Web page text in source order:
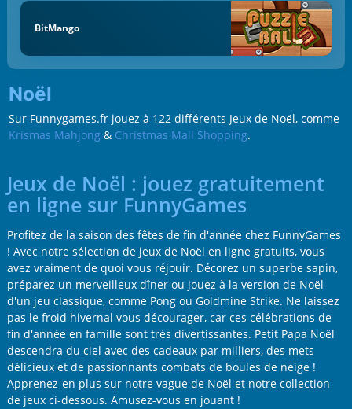
BitMango
Noël
Sur Funnygames.fr jouez à 122 différents Jeux de Noël, comme
Krismas Mahjong & Christmas Mall Shopping.
Jeux de Noël : jouez gratuitement
en ligne sur FunnyGames
Profitez de la saison des fêtes de fin d'année chez FunnyGames
! Avec notre sélection de jeux de Noël en ligne gratuits, vous
avez vraiment de quoi vous réjouir. Décorez un superbe sapin,
préparez un merveilleux dîner ou jouez à la version de Noël
d'un jeu classique, comme Pong ou Goldmine Strike. Ne laissez
pas le froid hivernal vous décourager, car ces célébrations de
fin d'année en famille sont très divertissantes. Petit Papa Noël
descendra du ciel avec des cadeaux par milliers, des mets
délicieux et de passionnants combats de boules de neige !
Apprenez-en plus sur notre vague de Noël et notre collection
de jeux ci-dessous. Amusez-vous en jouant !